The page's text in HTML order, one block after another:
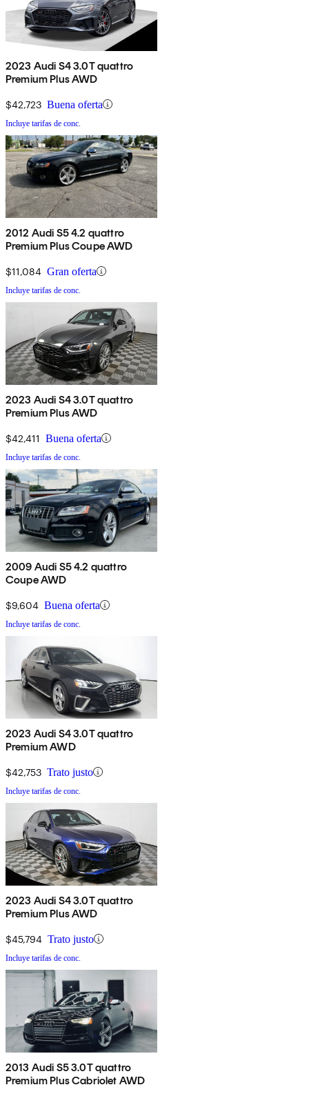
2023 Audi S4 3.0T quattro
Premium Plus AWD
$42,723 Buena oferta
Incluye tarifas de conc.
2012 Audi S5 4.2 quattro
Premium Plus Coupe AWD
$11,084 Gran oferta
Incluye tarifas de conc.
2023 Audi S4 3.0T quattro
Premium Plus AWD
$42,411 Buena oferta
Incluye tarifas de conc.
2009 Audi S5 4.2 quattro
Coupe AWD
$9,604 Buena oferta
Incluye tarifas de conc.
2023 Audi S4 3.0T quattro
Premium AWD
$42,753 Trato justo
Incluye tarifas de conc.
2023 Audi S4 3.0T quattro
Premium Plus AWD
$45,794 Trato justo
Incluye tarifas de conc.
2013 Audi S5 3.0T quattro
Premium Plus Cabriolet AWD